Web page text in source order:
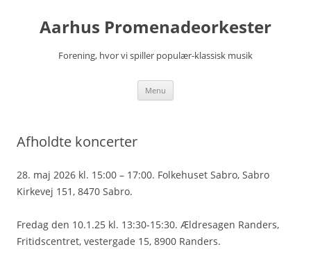
indholdAarhus Promenadeorkester
Forening, hvor vi spiller populær-klassisk musik
Menu
Afholdte koncerter
28. maj 2026 kl. 15:00 – 17:00. Folkehuset Sabro, Sabro
Kirkevej 151, 8470 Sabro.
Fredag den 10.1.25 kl. 13:30-15:30. Ældresagen Randers,
Fritidscentret, vestergade 15, 8900 Randers.